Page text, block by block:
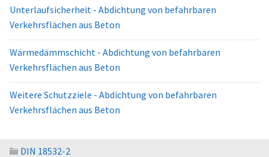
Unterlaufsicherheit - Abdichtung von befahrbaren
Verkehrsflächen aus Beton
Wärmedämmschicht - Abdichtung von befahrbaren
Verkehrsflächen aus Beton
Weitere Schutzziele - Abdichtung von befahrbaren
Verkehrsflächen aus Beton
DIN 18532-2